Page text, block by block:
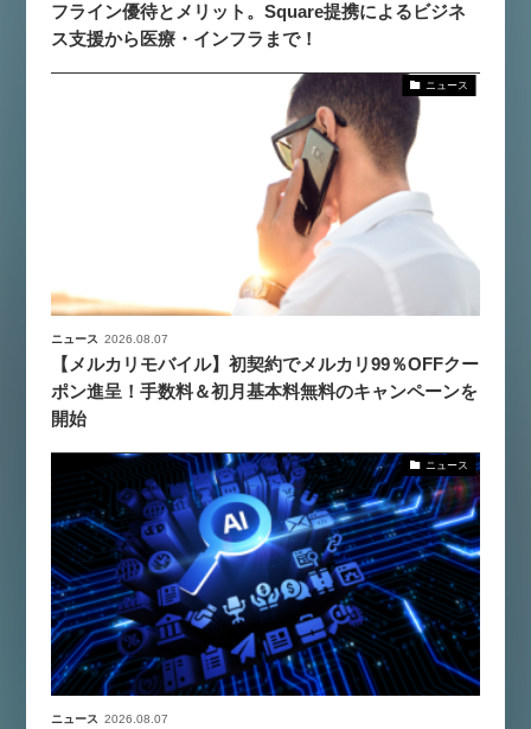
フライン優待とメリット。Square提携によるビジネ
ス支援から医療・インフラまで！
ニュース
ニュース 2026.08.07
【メルカリモバイル】初契約でメルカリ99％OFFクー
ポン進呈！手数料＆初月基本料無料のキャンペーンを
開始
ニュース
ニュース 2026.08.07